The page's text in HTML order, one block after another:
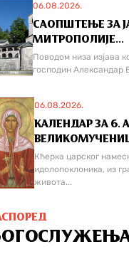
06.08.2026.
САОПШТЕЊЕ ЗА
МИТРОПОЛИЈЕ...
Поводом низа изјава
господин Александар
06.08.2026.
КАЛЕНДАР ЗА 6.
Кћерка царског
идолопоклоника, из
живота...